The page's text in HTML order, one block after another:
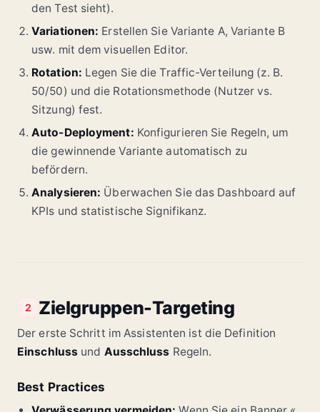
den Test sieht).
Variationen: Erstellen Sie Variante A, Variante B
usw. mit dem visuellen Editor.
Rotation: Legen Sie die Traffic-Verteilung (z. B.
50/50) und die Rotationsmethode (Nutzer vs.
Sitzung) fest.
Auto-Deployment: Konfigurieren Sie Regeln, um
die gewinnende Variante automatisch zu
befördern.
Analysieren: Überwachen Sie das Dashboard auf
KPIs und statistische Signifikanz.
2 Zielgruppen-Targeting
Der erste Schritt im Assistenten ist die Definition
Einschluss und Ausschluss Regeln.
Best Practices